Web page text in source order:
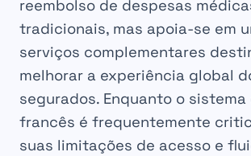
reembolso de despesas
tradicionais, mas apoia-se em
serviços complementares
melhorar a experiência global
segurados. Enquanto o sistema
francês é frequentemente
suas limitações de acesso e